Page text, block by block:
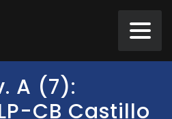
A (7):
CB Castillo